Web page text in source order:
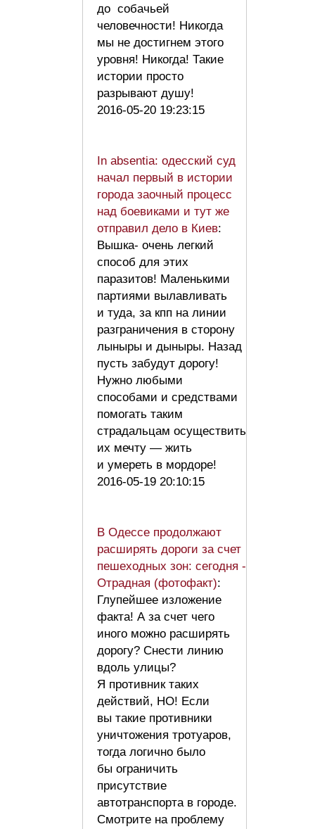
до собачьей
человечности! Никогда
мы не достигнем этого
уровня! Никогда! Такие
истории просто
разрывают душу!
2016-05-20 19:23:15
In absentia: одесский суд
начал первый в истории
города заочный процесс
над боевиками и тут же
отправил дело в Киев:
Вышка- очень легкий
способ для этих
паразитов! Маленькими
партиями вылавливать
и туда, за кпп на линии
разграничения в сторону
лыныры и дыныры. Назад
пусть забудут дорогу!
Нужно любыми
способами и средствами
помогать таким
страдальцам осуществить
их мечту — жить
и умереть в мордоре!
2016-05-19 20:10:15
В Одессе продолжают
расширять дороги за счет
пешеходных зон: сегодня -
Отрадная (фотофакт):
Глупейшее изложение
факта! А за счет чего
иного можно расширять
дорогу? Снести линию
вдоль улицы?
Я противник таких
действий, НО! Если
вы такие противники
уничтожения тротуаров,
тогда логично было
бы ограничить
присутствие
автотранспорта в городе.
Смотрите на проблему